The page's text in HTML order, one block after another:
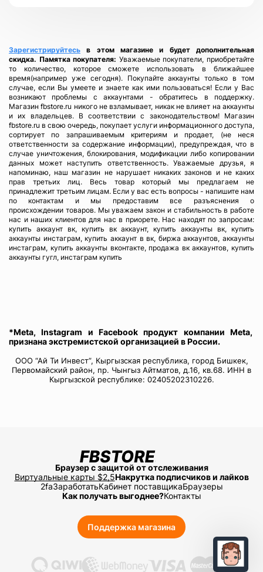
Зарегистрируйтесь
в этом магазине и будет дополнительная
скидка. Памятка покупателя: Уважаемые покупатели, приобретайте
то количество, которое сможете использовать в ближайшее
время(например уже сегодня). Покупайте аккаунты только в том
случае, если Вы умеете и знаете как ими пользоваться! Если у Вас
возникают проблемы с аккаунтами - обратитесь в поддержку.
Магазин fbstore.ru никого не взламывает, никак не влияет на аккаунты
и их владельцев. В соответствии с законодательством! Магазин
fbstore.ru в свою очередь, покупает услуги информационного доступа,
сортирует по запрашиваемым критериям и продает, (не неся
ответственности за содержание информации), предупреждая, что в
случае уничтожения, блокирования, модификации либо копировании
данных может наступить ответственность. Уважаемые друзья, я
напоминаю, наш магазин не нарушает никаких законов и не каких
прав третьих лиц. Весь товар который мы предлагаем не
принадлежит третьим лицам. Если у вас есть вопросы - напишите нам
по контактам и мы предоставим все разъяснения о
происхождении товаров. Мы уважаем закон и стабильность в работе
нас и наших клиентов для нас в приорете. Нас находят по запросам:
купить аккаунт вк, купить вк аккаунт, купить аккаунты вк, купить
аккаунты инстаграм, купить аккаунт в вк, биржа аккаунтов, аккаунты
инстаграм, купить аккаунты вконтакте, продажа вк аккаунтов, купить
аккаунты гугл, инстаграм купить
*Meta, Instagram и Facebook продукт компании Meta,
признана экстремистской организацией в России.
ООО “Ай Ти Инвест”, Кыргызская республика, город Бишкек,
Первомайский район, пр. Чынгыз Айтматов, д.16, кв.68. ИНН в
Кыргызской республике: 02405202310226.
Браузер с защитой от отслеживания
Виртуальные карты $2,5Накрутка подписчиков и лайков
2faЗаработатьКабинет поставщикаБраузеры
Как получать выгоднее?Контакты
Поддержка магазина